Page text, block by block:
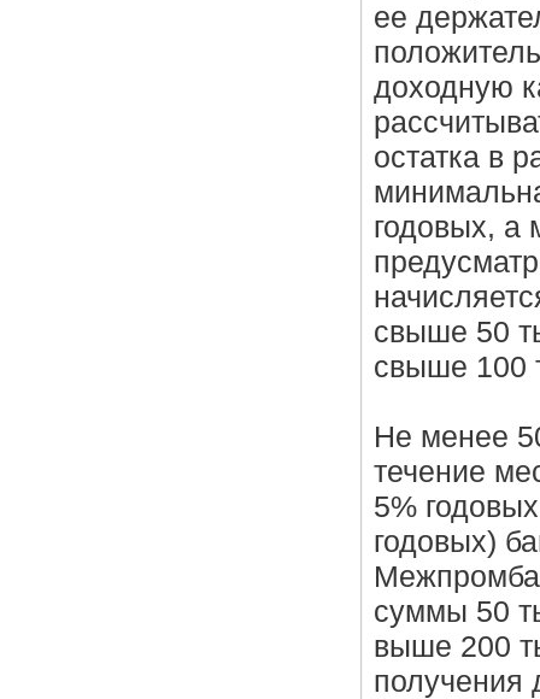
ее
доходную
остатка в
годовых, а
свыше 50
свыше 100
Не менее
течение
5%
годовых)
суммы 50
выше 200
получения